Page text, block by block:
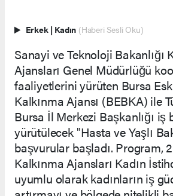
Erkek | Kadın (Haberi Sesli Oku)
Sanayi ve Teknoloji Bakanlığı
Ajansları Genel Müdürlüğü
faaliyetlerini yürüten Bursa
Kalkınma Ajansı (BEBKA) ile
Bursa İl Merkezi Başkanlığı iş
yürütülecek "Hasta ve Yaşlı
başvurular başladı. Program,
Kalkınma Ajansları Kadın
uyumlu olarak kadınların iş